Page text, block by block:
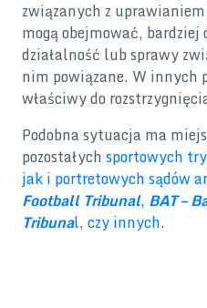
związanych z
mogą obejmować, bardziej
działalność lub sprawy
nim powiązane. W innych
właściwy do
Podobna sytuacja ma
pozostałychsportowych
jak i portretowych sądów
Football Tribunal, BAT –
Tribunal, czy innych.